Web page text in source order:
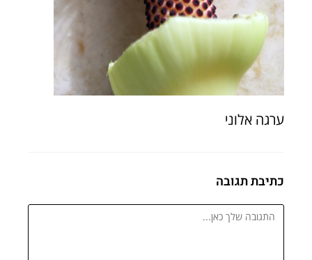
ערגה אלוני
כתיבת תגובה